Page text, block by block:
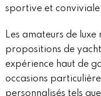
sportive et
Les amateurs de
propositions de
expérience haut de
occasions
personnalisés tels